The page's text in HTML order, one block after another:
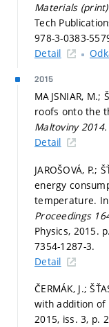
Materials
Tech
978-3-0383-
Detail
2015
MAJSNIAR, M.;
roofs onto the
Maltoviny
Detail
JAROŠOVÁ, P.;
energy
temperature. In
Proceedings
Physics, 2015.
7354-1287-3.
Detail
ČERMÁK, J.;
with addition of
2015, iss. 3, p.